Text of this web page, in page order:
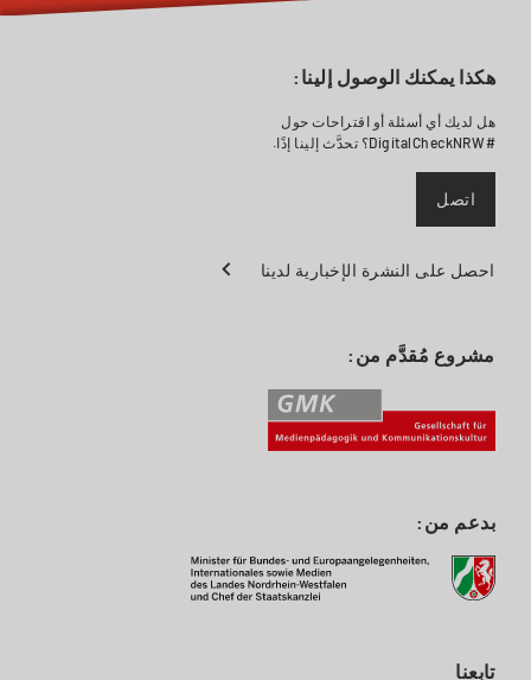
مشروع مُقدَّم من:
هكذا يمكنك الوصول إلينا:
هل لديك أي أسئلة أو اقتراحات حول
#DigitalCheckNRW؟ تحدَّث إلينا إذًا.
اتصل
احصل على النشرة الإخبارية لدينا
بدعم من:
تابعنا